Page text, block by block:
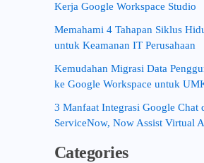
Kerja Google Workspace Studio
Memahami 4 Tahapan Siklus
untuk Keamanan IT Perusahaan
Kemudahan Migrasi Data
ke Google Workspace untuk
3 Manfaat Integrasi Google Chat
ServiceNow, Now Assist Virtual
Categories